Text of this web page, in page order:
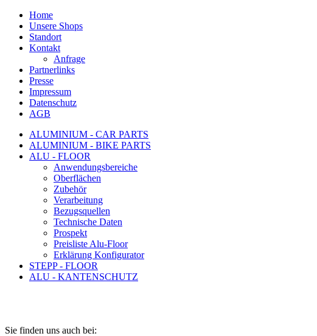
Home
Unsere Shops
Standort
Kontakt
Anfrage
Partnerlinks
Presse
Impressum
Datenschutz
AGB
ALUMINIUM - CAR PARTS
ALUMINIUM - BIKE PARTS
ALU - FLOOR
Anwendungsbereiche
Oberflächen
Zubehör
Verarbeitung
Bezugsquellen
Technische Daten
Prospekt
Preisliste Alu-Floor
Erklärung Konfigurator
STEPP - FLOOR
ALU - KANTENSCHUTZ
Sie finden uns auch bei: